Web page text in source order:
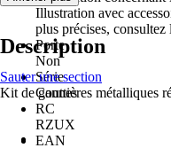
Illustration avec
plus précises,
Porte
Non
Série
Cannes
RC
RZUX
EAN
Description
Sauter une section
Kit de gouttières métalliques